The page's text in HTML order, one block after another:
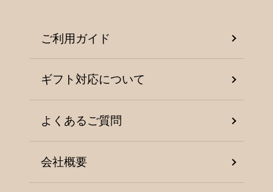
ご利用ガイド
ギフト対応について
よくあるご質問
会社概要